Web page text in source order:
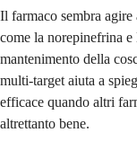
Il farmaco sembra
come la norepinefrina
mantenimento della
multi-target aiuta a
efficace quando altri
altrettanto bene.